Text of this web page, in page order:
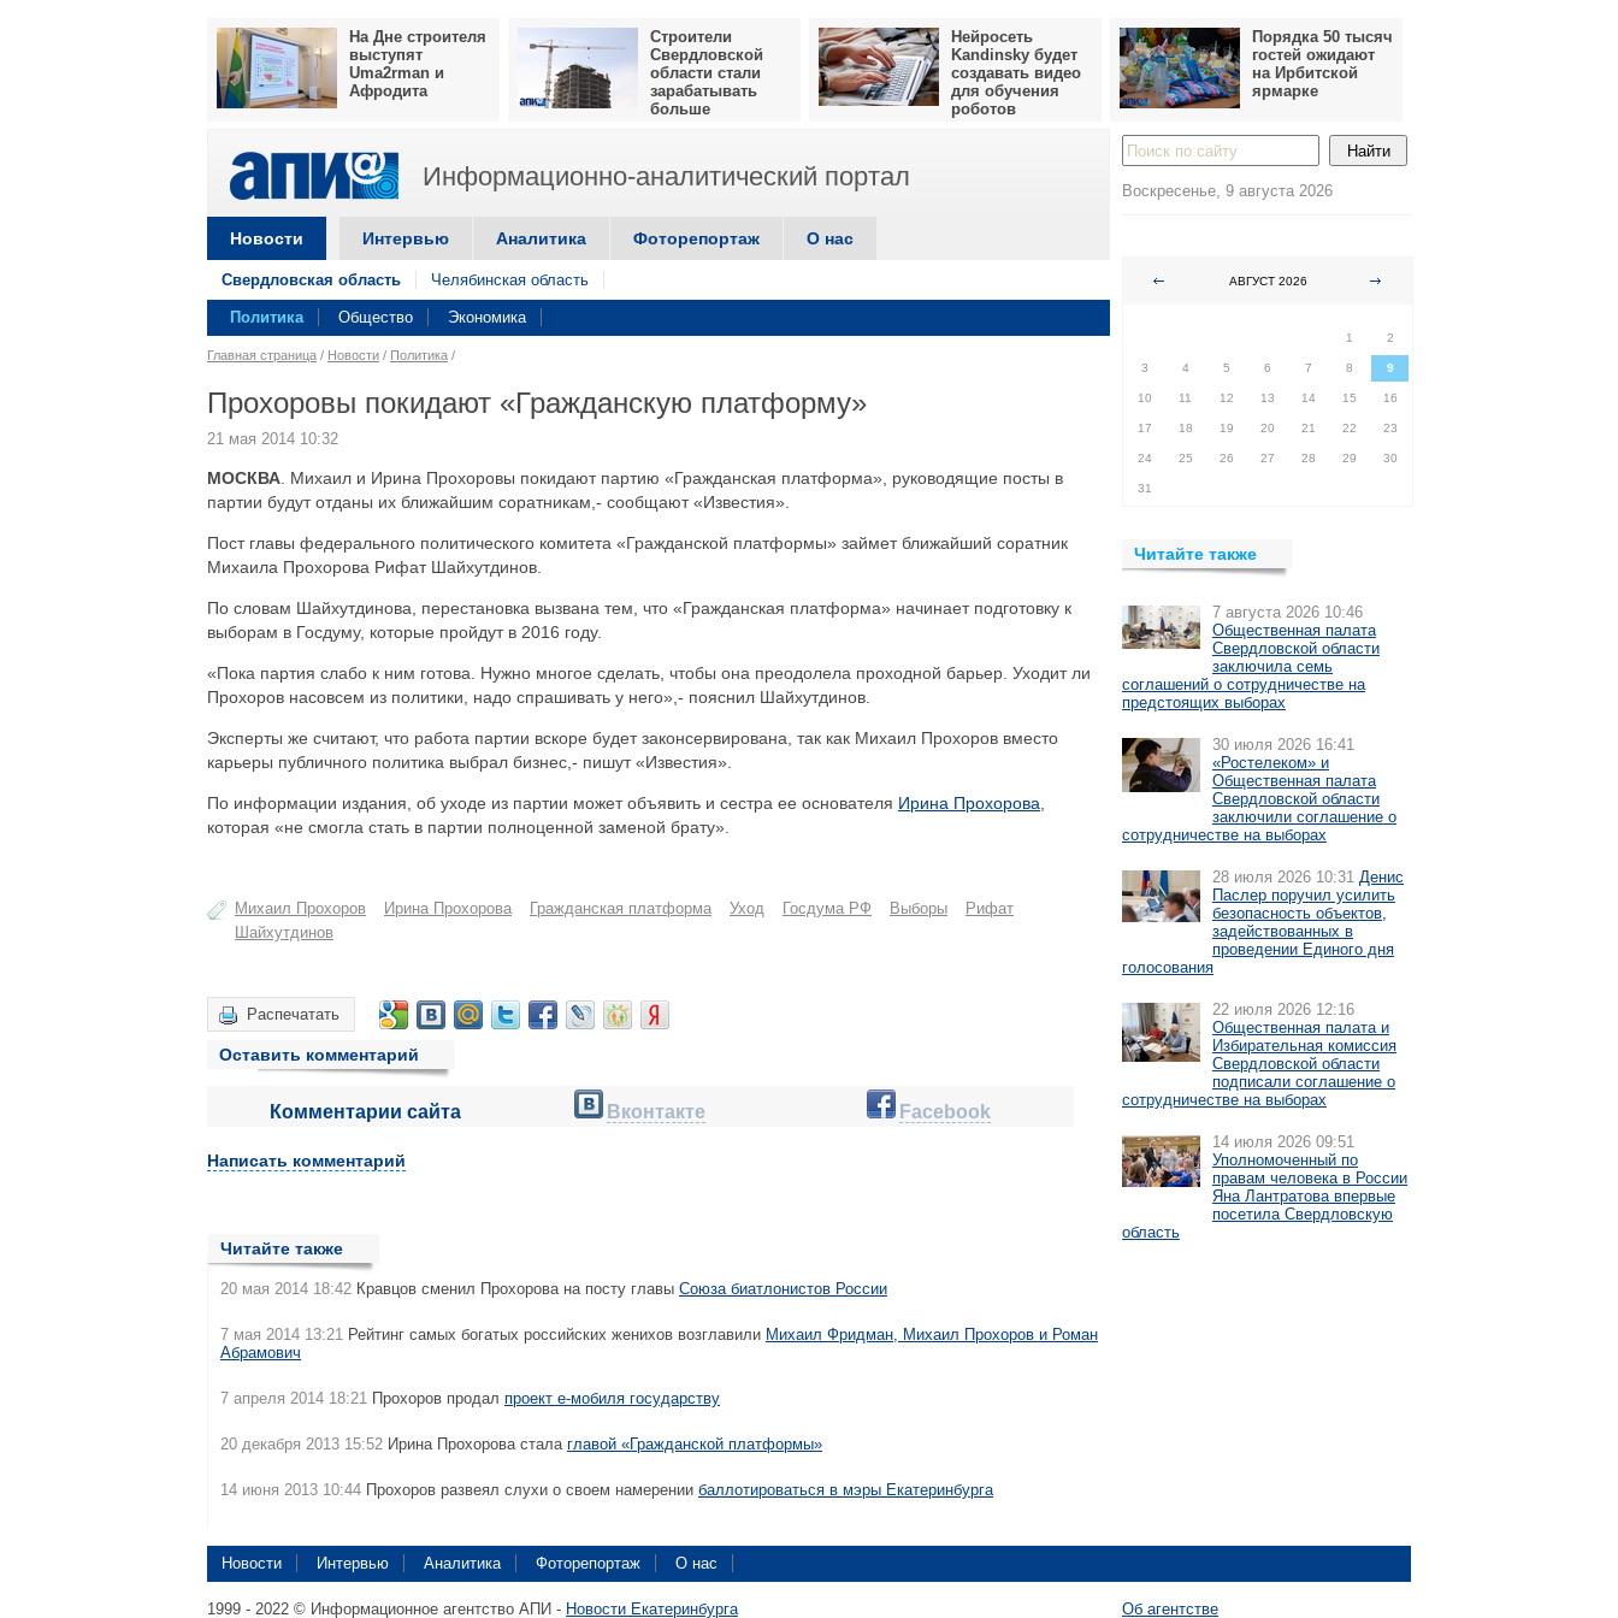
На Дне строителя
выступят
Uma2rman и
Афродита
Строители
Свердловской
области стали
зарабатывать
больше
Нейросеть
Kandinsky будет
создавать видео
для обучения
роботов
Порядка 50 тысяч
гостей ожидают
на Ирбитской
ярмарке
Информационно-аналитический портал
Новости Интервью Аналитика Фоторепортаж О нас
Свердловская область Челябинская область
Политика Общество Экономика
Главная страница / Новости / Политика /
Прохоровы покидают «Гражданскую платформу»
21 мая 2014 10:32
МОСКВА . Михаил и Ирина Прохоровы покидают партию «Гражданская платформа», руководящие посты в
партии будут отданы их ближайшим соратникам,- сообщают «Известия».
Пост главы федерального политического комитета «Гражданской платформы» займет ближайший соратник
Михаила Прохорова Рифат Шайхутдинов.
По словам Шайхутдинова, перестановка вызвана тем, что «Гражданская платформа» начинает подготовку к
выборам в Госдуму, которые пройдут в 2016 году.
«Пока партия слабо к ним готова. Нужно многое сделать, чтобы она преодолела проходной барьер. Уходит ли
Прохоров насовсем из политики, надо спрашивать у него»,- пояснил Шайхутдинов.
Эксперты же считают, что работа партии вскоре будет законсервирована, так как Михаил Прохоров вместо
карьеры публичного политика выбрал бизнес,- пишут «Известия».
По информации издания, об уходе из партии может объявить и сестра ее основателя Ирина Прохорова
которая «не смогла стать в партии полноценной заменой брату».
Михаил Прохоров Ирина Прохорова Гражданская платформа Уход Госдума РФ Выборы
Рифат
Шайхутдинов
Распечатать
Оставить комментарий
Комментарии сайта Вконтакте Facebook
Написать комментарий
Читайте также
20 мая 2014 18:42 Кравцов сменил Прохорова на посту главы Союза биатлонистов России
7 мая 2014 13:21 Рейтинг самых богатых российских женихов возглавили Михаил Фридман, Михаил Прохоров и Роман
Абрамович
7 апреля 2014 18:21 Прохоров продал проект е-мобиля государству
20 декабря 2013 15:52 Ирина Прохорова стала главой «Гражданской платформы»
14 июня 2013 10:44 Прохоров развеял слухи о своем намерении баллотироваться в мэры Екатеринбурга
Воскресенье, 9 августа 2026
АВГУСТ 2026
1
2
3 4 5 6 7 8 9
10 11 12 13 14 15 16
17 18 19 20 21 22 23
24 25 26 27 28 29 30
31
Читайте также
7 августа 2026 10:46
Общественная палата
Свердловской области
заключила семь
соглашений о сотрудничестве на
предстоящих выборах
30 июля 2026 16:41
«Ростелеком» и
Общественная палата
Свердловской области
заключили соглашение о
сотрудничестве на выборах
28 июля 2026 10:31 Денис
Паслер поручил усилить
безопасность объектов,
задействованных в
проведении Единого дня
голосования
22 июля 2026 12:16
Общественная палата и
Избирательная комиссия
Свердловской области
подписали соглашение о
сотрудничестве на выборах
14 июля 2026 09:51
Уполномоченный по
правам человека в России
Яна Лантратова впервые
посетила Свердловскую
область
Новости Интервью Аналитика Фоторепортаж О нас
1999 - 2022 © Информационное агентство АПИ - Новости Екатеринбурга Об агентстве